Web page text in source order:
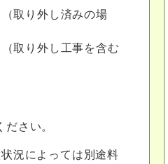
（取り外し済みの場
（取り外し工事を含む
さい。
況によっては別途料